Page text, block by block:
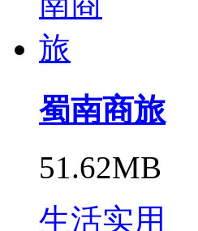
蜀南商旅
51.62MB
生活实用